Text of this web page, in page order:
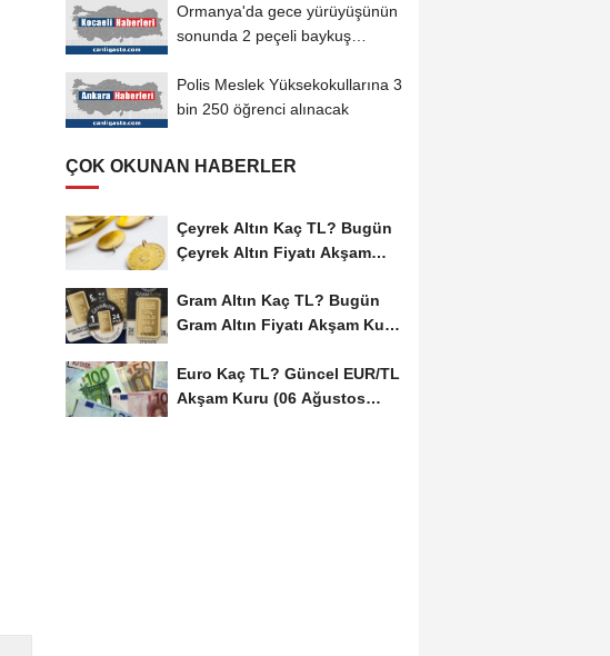
Ormanya'da gece yürüyüşünün
sonunda 2 peçeli baykuş
Polis Meslek Yüksekokullarına 3
bin 250 öğrenci alınacak
ÇOK OKUNAN HABERLER
Çeyrek Altın Kaç TL? Bugün
Çeyrek Altın Fiyatı Akşam
Gram Altın Kaç TL? Bugün
Gram Altın Fiyatı Akşam Kuru
Euro Kaç TL? Güncel EUR/TL
Akşam Kuru (06 Ağustos